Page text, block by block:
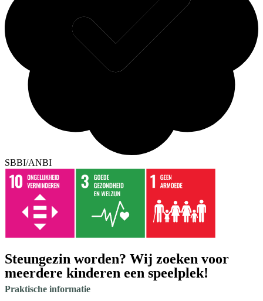
SBBI/ANBI
Steungezin worden? Wij zoeken voor
meerdere kinderen een speelplek!
Praktische informatie